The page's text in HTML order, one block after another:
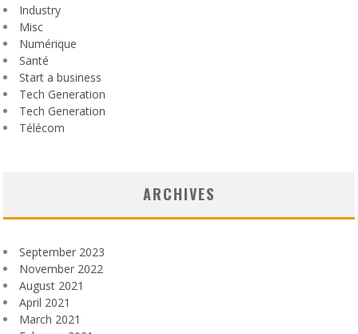
Industry
Misc
Numérique
Santé
Start a business
Tech Generation
Tech Generation
Télécom
ARCHIVES
September 2023
November 2022
August 2021
April 2021
March 2021